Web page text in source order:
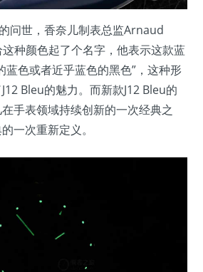
问世，香奈儿制表总监Arnaud
种颜色起了个名字，他表示这款蓝
蓝色或者近乎蓝色的黑色”，这种形
Bleu的魅力。而新款J12 Bleu的
手表领域持续创新的一次经典之
一次重新定义。